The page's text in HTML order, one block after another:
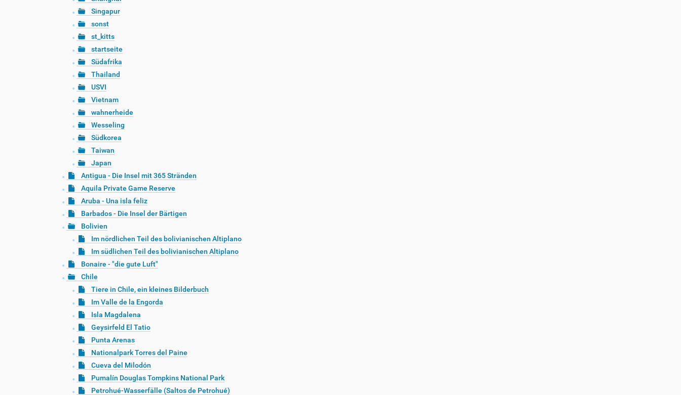
Singapur
sonst
st_kitts
startseite
Südafrika
Thailand
USVI
Vietnam
wahnerheide
Wesseling
Südkorea
Taiwan
Japan
Antigua - Die Insel mit 365 Stränden
Aquila Private Game Reserve
Aruba - Una isla feliz
Barbados - Die Insel der Bärtigen
Bolivien
Im nördlichen Teil des bolivianischen Altiplano
Im südlichen Teil des bolivianischen Altiplano
Bonaire - "die gute Luft"
Chile
Tiere in Chile, ein kleines Bilderbuch
Im Valle de la Engorda
Isla Magdalena
Geysirfeld El Tatio
Punta Arenas
Nationalpark Torres del Paine
Cueva del Milodón
Pumalín Douglas Tompkins National Park
Petrohué-Wasserfälle (Saltos de Petrohué)